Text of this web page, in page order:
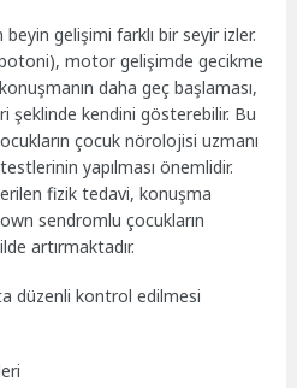
gelişimi farklı bir seyir izler.
motor gelişimde gecikme
daha geç başlaması,
şeklinde kendini gösterebilir. Bu
çocuk nörolojisi uzmanı
yapılması önemlidir.
fizik tedavi, konuşma
sendromlu çocukların
artırmaktadır.
düzenli kontrol edilmesi